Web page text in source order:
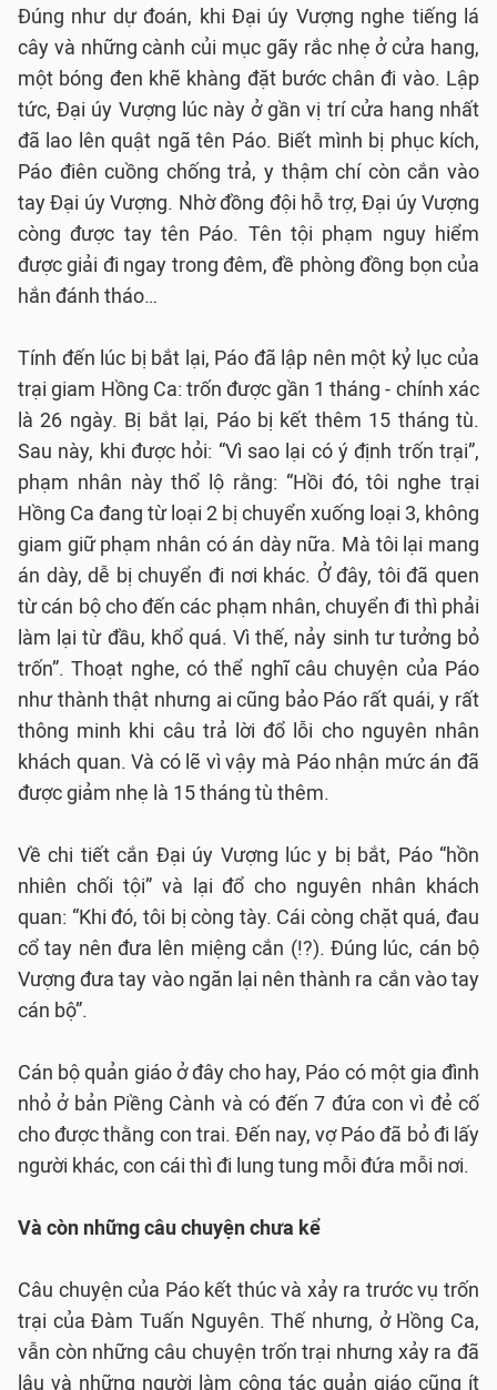
Đúng như dự đoán, khi Đại úy Vượng nghe tiếng lá
cây và những cành củi mục gãy rắc nhẹ ở cửa hang,
một bóng đen khẽ khàng đặt bước chân đi vào. Lập
tức, Đại úy Vượng lúc này ở gần vị trí cửa hang nhất
đã lao lên quật ngã tên Páo. Biết mình bị phục kích,
Páo điên cuồng chống trả, y thậm chí còn cắn vào
tay Đại úy Vượng. Nhờ đồng đội hỗ trợ, Đại úy Vượng
còng được tay tên Páo. Tên tội phạm nguy hiểm
được giải đi ngay trong đêm, đề phòng đồng bọn của
hắn đánh tháo…
Tính đến lúc bị bắt lại, Páo đã lập nên một kỷ lục của
trại giam Hồng Ca: trốn được gần 1 tháng - chính xác
là 26 ngày. Bị bắt lại, Páo bị kết thêm 15 tháng tù.
Sau này, khi được hỏi: “Vì sao lại có ý định trốn trại”,
phạm nhân này thổ lộ rằng: “Hồi đó, tôi nghe trại
Hồng Ca đang từ loại 2 bị chuyển xuống loại 3, không
giam giữ phạm nhân có án dày nữa. Mà tôi lại mang
án dày, dễ bị chuyển đi nơi khác. Ở đây, tôi đã quen
từ cán bộ cho đến các phạm nhân, chuyển đi thì phải
làm lại từ đầu, khổ quá. Vì thế, nảy sinh tư tưởng bỏ
trốn”. Thoạt nghe, có thể nghĩ câu chuyện của Páo
như thành thật nhưng ai cũng bảo Páo rất quái, y rất
thông minh khi câu trả lời đổ lỗi cho nguyên nhân
khách quan. Và có lẽ vì vậy mà Páo nhận mức án đã
được giảm nhẹ là 15 tháng tù thêm.
Về chi tiết cắn Đại úy Vượng lúc y bị bắt, Páo “hồn
nhiên chối tội” và lại đổ cho nguyên nhân khách
quan: “Khi đó, tôi bị còng tày. Cái còng chặt quá, đau
cổ tay nên đưa lên miệng cắn (!?). Đúng lúc, cán bộ
Vượng đưa tay vào ngăn lại nên thành ra cắn vào tay
cán bộ”.
Cán bộ quản giáo ở đây cho hay, Páo có một gia đình
nhỏ ở bản Piềng Cành và có đến 7 đứa con vì đẻ cố
cho được thằng con trai. Đến nay, vợ Páo đã bỏ đi lấy
người khác, con cái thì đi lung tung mỗi đứa mỗi nơi.
Và còn những câu chuyện chưa kể
Câu chuyện của Páo kết thúc và xảy ra trước vụ trốn
trại của Đàm Tuấn Nguyên. Thế nhưng, ở Hồng Ca,
vẫn còn những câu chuyện trốn trại nhưng xảy ra đã
lâu và những người làm công tác quản giáo cũng ít